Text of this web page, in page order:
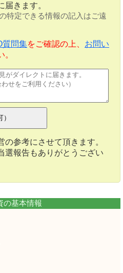
きます。
特定できる情報の記入はご遠
質問集をご確認の上、 お問い
参考にさせて頂きます。
選報告もありがとうござい
の基本情報